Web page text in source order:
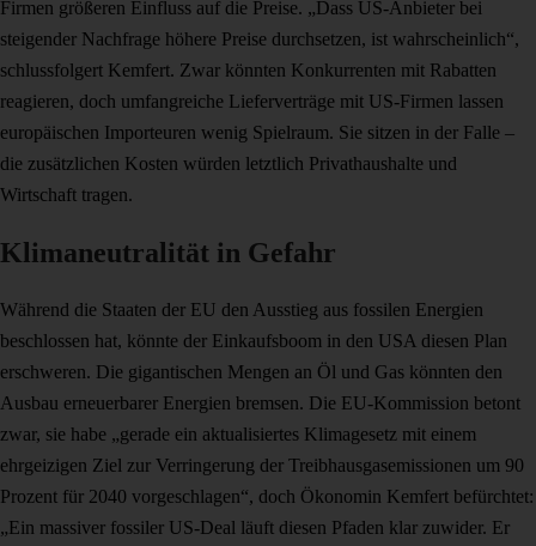
Firmen größeren Einfluss auf die Preise. „Dass US-Anbieter bei
steigender Nachfrage höhere Preise durchsetzen, ist wahrscheinlich“,
schlussfolgert Kemfert. Zwar könnten Konkurrenten mit Rabatten
reagieren, doch umfangreiche Lieferverträge mit US-Firmen lassen
europäischen Importeuren wenig Spielraum. Sie sitzen in der Falle –
die zusätzlichen Kosten würden letztlich Privathaushalte und
Wirtschaft tragen.
Klimaneutralität in Gefahr
Während die Staaten der EU den Ausstieg aus fossilen Energien
beschlossen hat, könnte der Einkaufsboom in den USA diesen Plan
erschweren. Die gigantischen Mengen an Öl und Gas könnten den
Ausbau erneuerbarer Energien bremsen. Die EU-Kommission betont
zwar, sie habe „gerade ein aktualisiertes Klimagesetz mit einem
ehrgeizigen Ziel zur Verringerung der Treibhausgasemissionen um 90
Prozent für 2040 vorgeschlagen“, doch Ökonomin Kemfert befürchtet:
„Ein massiver fossiler US-Deal läuft diesen Pfaden klar zuwider. Er